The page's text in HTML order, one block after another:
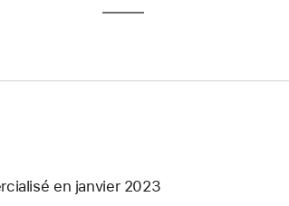
en janvier 2023